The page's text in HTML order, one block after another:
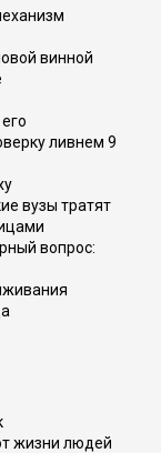
винной
ливнем 9
вузы тратят
вопрос:
жизни людей